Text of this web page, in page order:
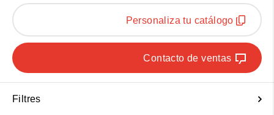
Personaliza tu catálogo
Contacto de ventas
Filtres